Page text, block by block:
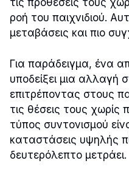
τις προθέσεις τους
ροή του παιχνιδιού.
μεταβάσεις και πιο
Για παράδειγμα, ένα
υποδείξει μια αλλαγή
επιτρέποντας στους
τις θέσεις τους
τύπος συντονισμού
καταστάσεις υψηλής
δευτερόλεπτο μετράει.